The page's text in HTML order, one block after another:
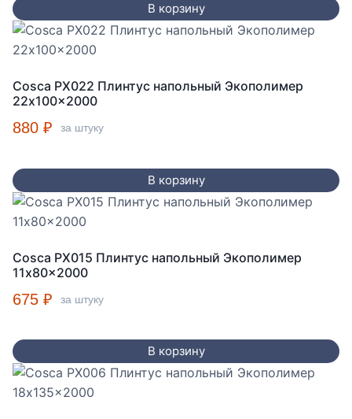
В корзину
Cosca PX022 Плинтус напольный Экополимер
22x100x2000
880 ₽ за штуку
В корзину
Cosca PX015 Плинтус напольный Экополимер
11x80x2000
675 ₽ за штуку
В корзину